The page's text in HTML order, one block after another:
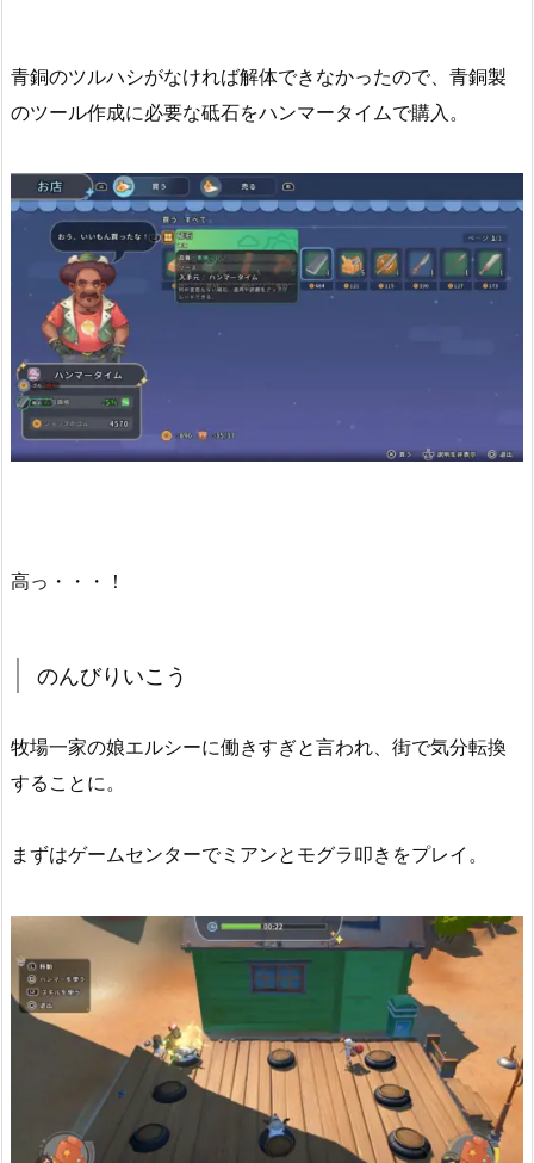
青銅のツルハシがなければ解体できなかったので、青銅製
のツール作成に必要な砥石をハンマータイムで購入。
高っ・・・！
のんびりいこう
牧場一家の娘エルシーに働きすぎと言われ、街で気分転換
することに。
まずはゲームセンターでミアンとモグラ叩きをプレイ。